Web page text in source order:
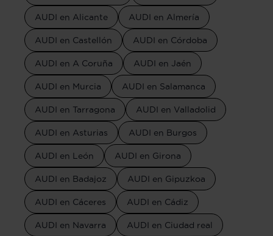
AUDI en Alicante AUDI en Almería
AUDI en Castellón AUDI en Córdoba
AUDI en A Coruña AUDI en Jaén
AUDI en Murcia AUDI en Salamanca
AUDI en Tarragona AUDI en Valladolid
AUDI en Asturias AUDI en Burgos
AUDI en León AUDI en Girona
AUDI en Badajoz AUDI en Gipuzkoa
AUDI en Cáceres AUDI en Cádiz
AUDI en Navarra AUDI en Ciudad real